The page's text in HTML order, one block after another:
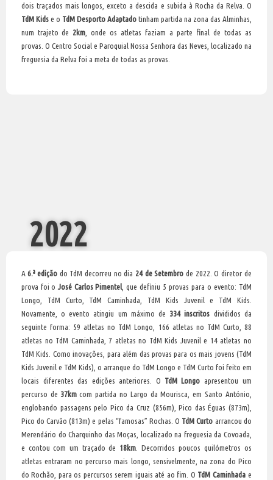
dois traçados mais longos, exceto a descida e subida à Rocha da Relva. O
TdM Kidse o TdM Desporto Adaptadotinham partida na zona das Alminhas,
num trajeto de 2km , onde os atletas faziam a parte final de todas as
provas. O Centro Social e Paroquial Nossa Senhora das Neves, localizado na
freguesia da Relva foi a meta de todas as provas.
2022
A6.ª edição do TdM decorreu no dia 24 de Setembro de 2022. O diretor de
prova foi o José Carlos Pimentel, que definiu 5 provas para o evento: TdM
Longo, TdM Curto, TdM Caminhada, TdM Kids Juvenil e TdM Kids.
Novamente, o evento atingiu um máximo de 334 inscritos divididos da
seguinte forma: 59 atletas no TdM Longo, 166 atletas no TdM Curto, 88
atletas no TdM Caminhada, 7 atletas no TdM Kids Juvenil e 14 atletas no
TdM Kids. Como inovações, para além das provas para os mais jovens (TdM
Kids Juvenil e TdM Kids), o arranque do TdM Longo e TdM Curto foi feito em
locais diferentes das edições anteriores. O TdM Longo apresentou um
percurso de 37km com partida no Largo da Mourisca, em Santo António,
englobando passagens pelo Pico da Cruz (856m), Pico das Éguas (873m),
Pico do Carvão (813m) e pelas “famosas” Rochas. O TdM Curto arrancou do
Merendário do Charquinho das Moças, localizado na freguesia da Covoada,
e contou com um traçado de 18km . Decorridos poucos quilómetros os
atletas entraram no percurso mais longo, sensivelmente, na zona do Pico
do Rochão, para os percursos serem iguais até ao fim. O TdM Caminhada e